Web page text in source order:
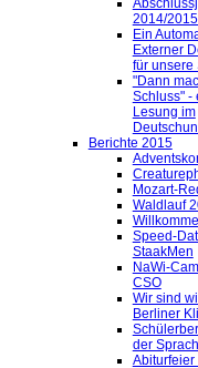
2014/
Ein
Externer
für unsere
"Dann
Schluss" -
Lesung im
Berichte 2015
Mozart-
Waldlauf
Speed-
StaakMen
NaWi-
CSO
Wir sind
Berliner
der
Abiturfeier